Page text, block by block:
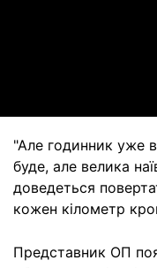
"Але годинник уже
буде, але велика
доведеться
кожен кілометр
Представник ОП